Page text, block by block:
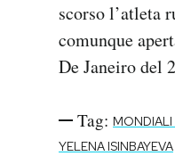
scorso l’atleta
comunque
De Janeiro del
Tag: MONDIALI
YELENA ISINBAYEVA